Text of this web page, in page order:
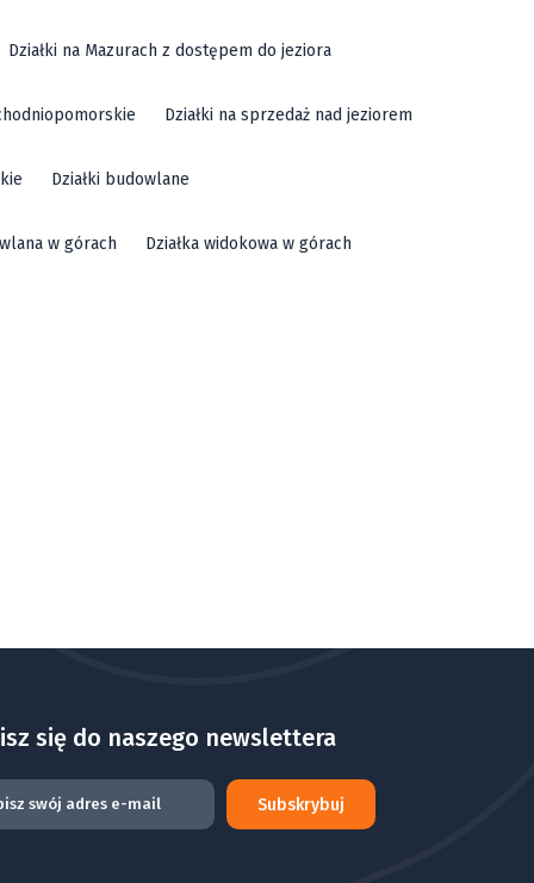
Działki na Mazurach z dostępem do jeziora
Działki na sprzedaż nad jeziorem
Działki budowlane
w górach Działka widokowa w górach
się do naszego newslettera
Subskrybuj